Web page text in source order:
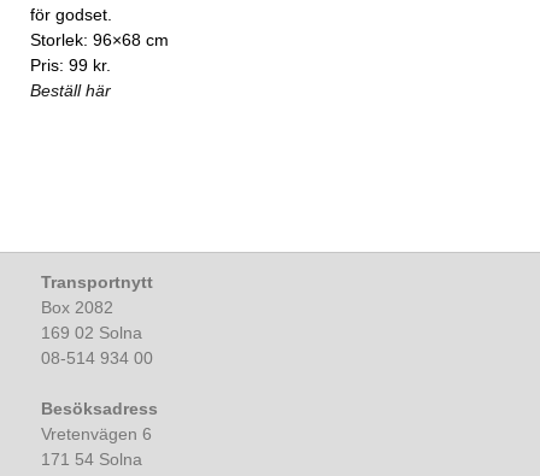
för godset.
Storlek: 96×68 cm
Pris: 99 kr.
Beställ här
Transportnytt
Box 2082
169 02 Solna
08-514 934 00
Besöksadress
Vretenvägen 6
171 54 Solna